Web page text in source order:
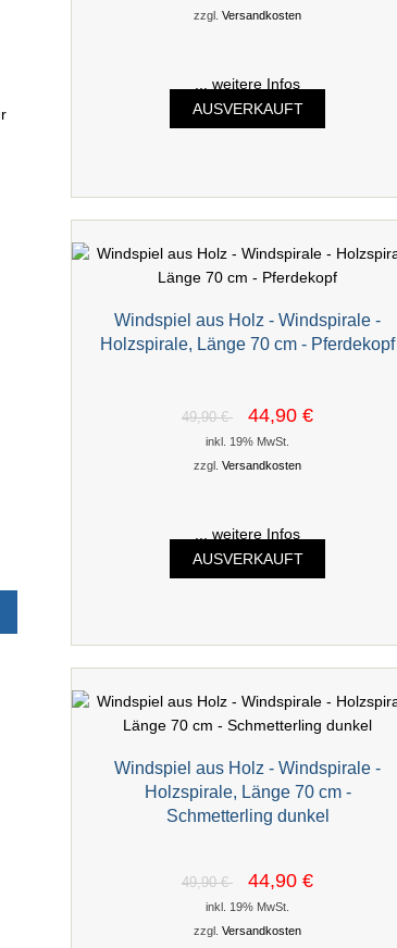
zzgl.Versandkosten
... weitere Infos
AUSVERKAUFT
Windspiel aus Holz - Windspirale -
Holzspirale, Länge 70 cm - Pferdekopf
49,90 € 44,90 €
inkl. 19% MwSt.
zzgl.Versandkosten
... weitere Infos
AUSVERKAUFT
Windspiel aus Holz - Windspirale -
Holzspirale, Länge 70 cm -
Schmetterling dunkel
49,90 € 44,90 €
inkl. 19% MwSt.
zzgl.Versandkosten